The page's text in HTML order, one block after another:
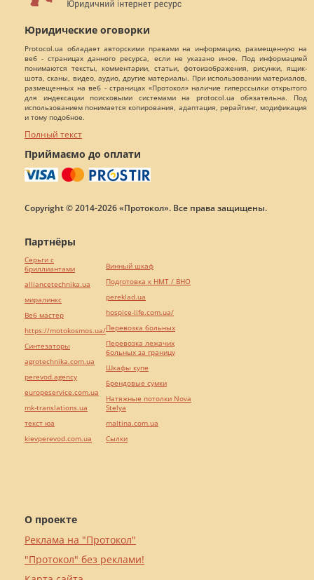
Юридические оговорки
Protocol.ua обладает авторскими правами на информацию, размещенную на
веб - страницах данного ресурса, если не указано иное. Под информацией
понимаются тексты, комментарии, статьи, фотоизображения, рисунки, ящик-
шота, сканы, видео, аудио, другие материалы. При использовании материалов,
размещенных на веб - страницах «Протокол» наличие гиперссылки открытого
для индексации поисковыми системами на protocol.ua обязательна. Под
использованием понимается копирования, адаптация, рерайтинг, модификация
и тому подобное.
Полный текст
Приймаємо до оплати
Copyright © 2014-2026 «Протокол». Все права защищены.
О проекте
Реклама на "Протокол"
"Протокол" без реклами!
Партнёры
Серьги с
бриллиантами
alliancetechnika.ua
миралинкс
Веб мастер
https://motokosmos.ua/
Синтезаторы
agrotechnika.com.ua
perevod.agency
europeservice.com.ua
mk-translations.ua
текст юа
kievperevod.com.ua
Винный шкаф
Подготовка к НМТ / ВНО
pereklad.ua
hospice-life.com.ua/
Перевозка больных
Перевозка лежачих
больных за границу
Шкафы купе
Брендовые сумки
Натяжные потолки Nova
Stelya
maltina.com.ua
Cылки